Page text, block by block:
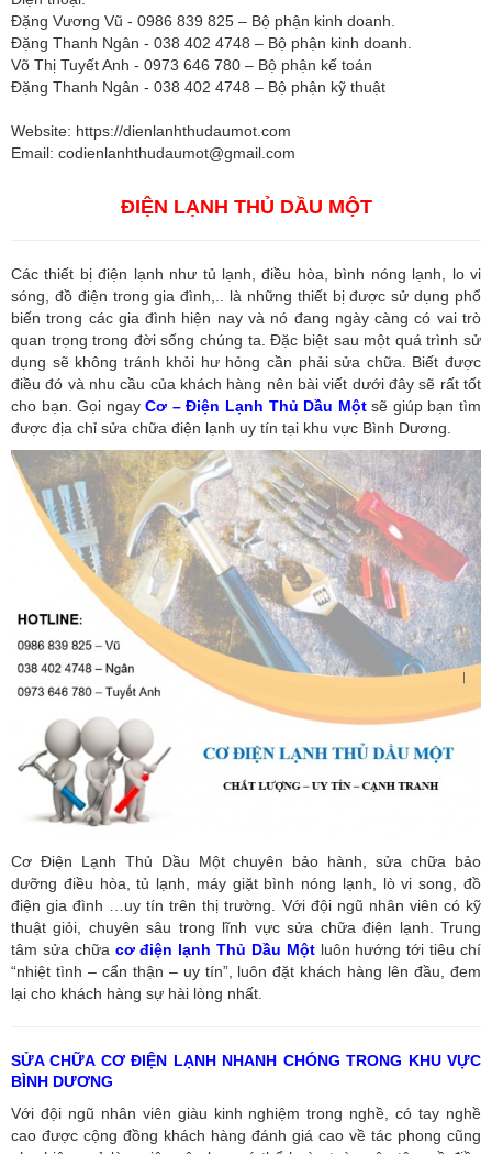
Đặng Vương Vũ - 0986 839 825 – Bộ phận kinh doanh.
Đặng Thanh Ngân - 038 402 4748 – Bộ phận kinh doanh.
Võ Thị Tuyết Anh - 0973 646 780 – Bộ phận kế toán
Đặng Thanh Ngân - 038 402 4748 – Bộ phận kỹ thuật
Website: https://dienlanhthudaumot.com
Email: codienlanhthudaumot@gmail.com
ĐIỆN LẠNH THỦ DẦU MỘT
Các thiết bị điện lạnh như tủ lạnh, điều hòa, bình nóng lạnh, lo vi
sóng, đồ điện trong gia đình,.. là những thiết bị được sử dụng phổ
biến trong các gia đình hiện nay và nó đang ngày càng có vai trò
quan trọng trong đời sống chúng ta. Đặc biệt sau một quá trình sử
dụng sẽ không tránh khỏi hư hỏng cần phải sửa chữa. Biết được
điều đó và nhu cầu của khách hàng nên bài viết dưới đây sẽ rất tốt
cho bạn. Gọi ngayCơ – Điện Lạnh Thủ Dầu Một sẽ giúp bạn tìm
được địa chỉ sửa chữa điện lạnh uy tín tại khu vực Bình Dương.
Cơ Điện Lạnh Thủ Dầu Một chuyên bảo hành, sửa chữa bảo
dưỡng điều hòa, tủ lạnh, máy giặt bình nóng lạnh, lò vi song, đồ
điện gia đình …uy tín trên thị trường. Với đội ngũ nhân viên có kỹ
thuật giỏi, chuyên sâu trong lĩnh vực sửa chữa điện lạnh. Trung
tâm sửa chữa cơ điện lạnh Thủ Dầu Mộtluôn hướng tới tiêu chí
“nhiệt tình – cẩn thận – uy tín”, luôn đặt khách hàng lên đầu, đem
lại cho khách hàng sự hài lòng nhất.
SỬA CHỮA CƠ ĐIỆN LẠNH NHANH CHÓNG TRONG KHU VỰC
BÌNH DƯƠNG
Với đội ngũ nhân viên giàu kinh nghiệm trong nghề, có tay nghề
cao được cộng đồng khách hàng đánh giá cao về tác phong cũng